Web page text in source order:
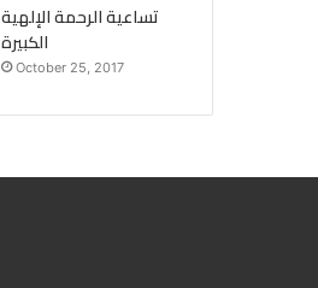
تساعية الرحمة الإلهية
الكبيرة
October 25, 2017